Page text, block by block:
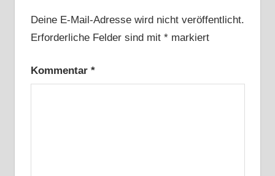
Deine E-Mail-Adresse wird nicht veröffentlicht.
Erforderliche Felder sind mit *markiert
Kommentar *